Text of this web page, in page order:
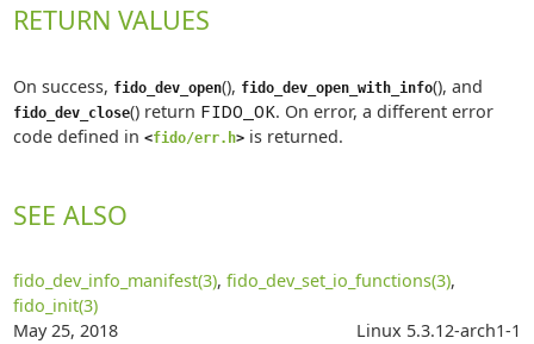
RETURN VALUES
On success, fido_dev_open(), fido_dev_open_with_info(), and
fido_dev_close() return FIDO_OK. On error, a different error
code defined in <fido/err.h>is returned.
SEE ALSO
fido_dev_info_manifest(3), fido_dev_set_io_functions(3),
fido_init(3)
May 25, 2018
Linux 5.3.12-arch1-1